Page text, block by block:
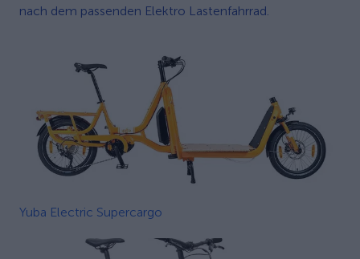
nach dem passenden Elektro Lastenfahrrad.
Yuba Electric Supercargo